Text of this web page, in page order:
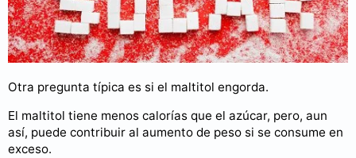
Otra pregunta típica es si el maltitol engorda.
El maltitol tiene menos calorías que el azúcar, pero, aun
así, puede contribuir al aumento de peso si se consume en
exceso.